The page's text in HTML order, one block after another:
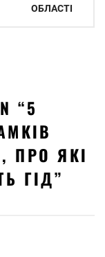
ОБЛАСТІ
“5
ПРО ЯКІ
ГІД”